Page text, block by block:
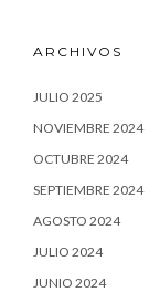
ARCHIVOS
JULIO 2025
NOVIEMBRE 2024
OCTUBRE 2024
SEPTIEMBRE 2024
AGOSTO 2024
JULIO 2024
JUNIO 2024